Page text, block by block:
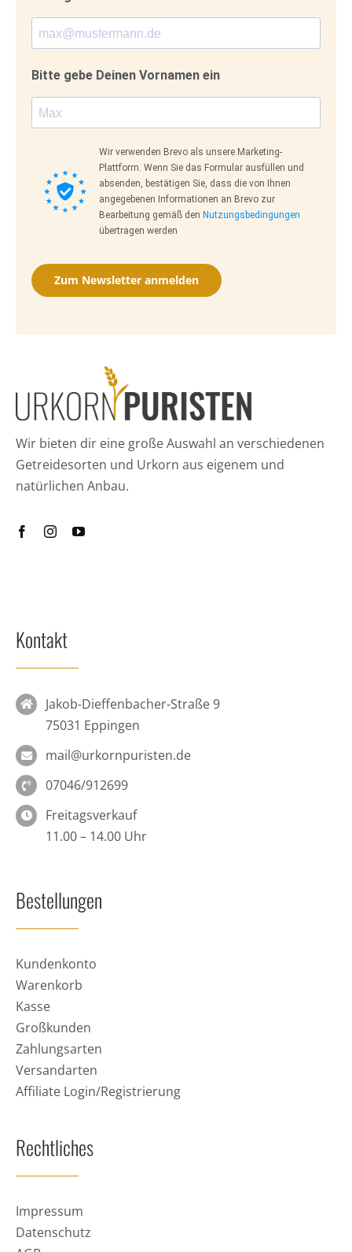
Bitte gebe Deinen Vornamen ein
Wir verwenden Brevo als unsere Marketing-
Plattform. Wenn Sie das Formular ausfüllen und
absenden, bestätigen Sie, dass die von Ihnen
angegebenen Informationen an Brevo zur
Bearbeitung gemäß den Nutzungsbedingungen
übertragen werden
Zum Newsletter anmelden
Wir bieten dir eine große Auswahl an verschiedenen
Getreidesorten und Urkorn aus eigenem und
natürlichen Anbau.
Kontakt
Jakob-Dieffenbacher-Straße 9
75031 Eppingen
mail@urkornpuristen.de
07046/912699
Freitagsverkauf
11.00 – 14.00 Uhr
Bestellungen
Kundenkonto
Warenkorb
Kasse
Großkunden
Zahlungsarten
Versandarten
Affiliate Login/Registrierung
Rechtliches
Impressum
Datenschutz